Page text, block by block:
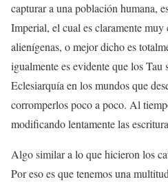
capturar a una población humana,
Imperial, el cual es claramente muy
alienígenas, o mejor dicho es
igualmente es evidente que los
Eclesiarquía en los mundos que
corromperlos poco a poco. Al
modificando lentamente las
Algo similar a lo que hicieron los
Por eso es que tenemos una